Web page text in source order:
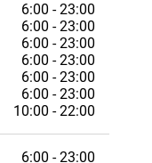
6:00 - 23:00
6:00 - 23:00
6:00 - 23:00
6:00 - 23:00
6:00 - 23:00
6:00 - 23:00
10:00 - 22:00
6:00 - 23:00